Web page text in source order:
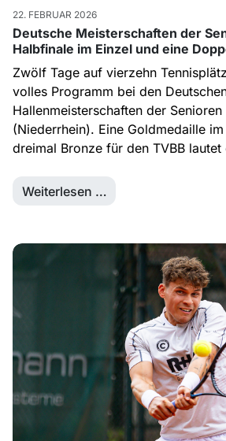
22. FEBRUAR 2026
Deutsche Meisterschaften der
Halbfinale im Einzel und eine
Zwölf Tage auf vierzehn
volles Programm bei den
Hallenmeisterschaften der Senioren
(Niederrhein). Eine Goldmedaille
dreimal Bronze für den TVBB lautet
Weiterlesen …